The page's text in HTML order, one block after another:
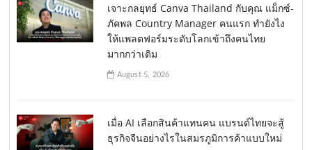
เจาะกลยุทธ์ Canva Thailand กับคุณ แม็กซ์-
ภัคพล Country Manager คนแรก ทำยังไง
ให้แพลตฟอร์มระดับโลกเข้าถึงคนไทย
มากกว่าเดิม
August 5, 2026
เมื่อ AI เลือกสินค้าแทนคน แบรนด์ไทยจะสู้
ธุรกิจจีนอย่างไรในสมรภูมิการค้าแบบใหม่